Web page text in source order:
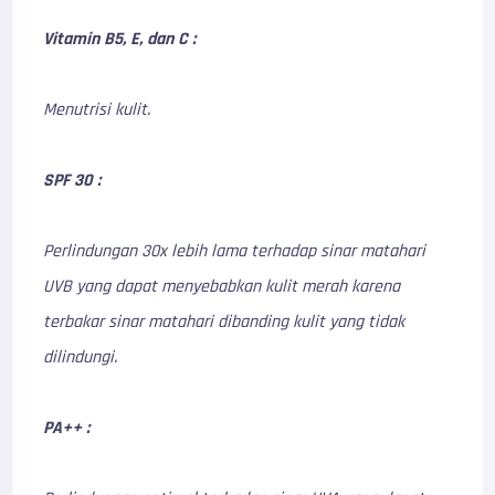
Vitamin B5, E, dan C :
Menutrisi kulit.
SPF 30 :
Perlindungan 30x lebih lama terhadap sinar matahari
UVB yang dapat menyebabkan kulit merah karena
terbakar sinar matahari dibanding kulit yang tidak
dilindungi.
PA++ :